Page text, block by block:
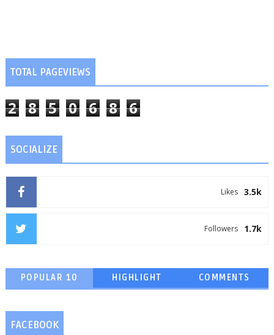
TOTAL PAGEVIEWS
2 8 5 0 6 8 6
SOCIALIZE
3.5k
Likes
1.7k
Followers
POPULAR 10 HIGHLIGHT COMMENTS
FACEBOOK